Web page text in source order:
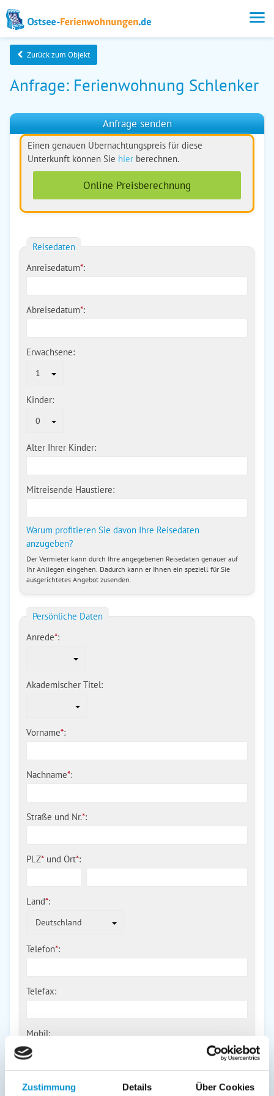
Zustimmung Details Über Cookies
Zurück zum Objekt
Anfrage: Ferienwohnung Schlenker
Anfrage senden
Einen genauen Übernachtungspreis für diese
Unterkunft können Sie hier berechnen.
Online Preisberechnung
Reisedaten
Anreisedatum*:
Abreisedatum*:
Erwachsene:
1
Kinder:
0
Alter Ihrer Kinder:
Mitreisende Haustiere:
Warum profitieren Sie davon Ihre Reisedaten
anzugeben?
Der Vermieter kann durch Ihre angegebenen Reisedaten genauer auf
Ihr Anliegen eingehen. Dadurch kann er Ihnen ein speziell für Sie
ausgerichtetes Angebot zusenden.
Persönliche Daten
Anrede*:
Akademischer Titel:
Vorname*:
Nachname*:
Straße und Nr.*:
PLZ* und Ort*:
Land*:
Deutschland
Telefon*:
Telefax:
Mobil: